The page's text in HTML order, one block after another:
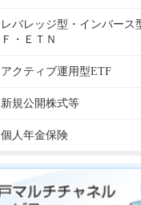
レバレッジ型・インバース
Ｆ・ＥＴＮ
アクティブ運用型ETF
新規公開株式等
個人年金保険